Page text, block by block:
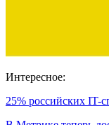
Интересное:
25% российских IT-